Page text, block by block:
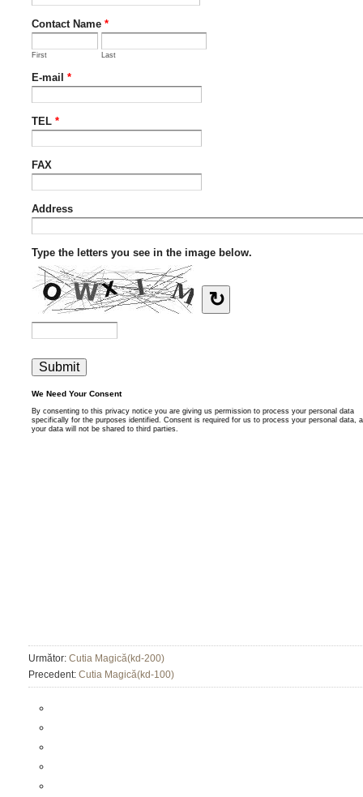
Următor: Cutia Magică(kd-200)
Precedent: Cutia Magică(kd-100)